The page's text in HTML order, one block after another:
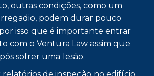
outras condições, como um
podem durar pouco
isso que é importante entrar
com o Ventura Law assim que
sofrer uma lesão.